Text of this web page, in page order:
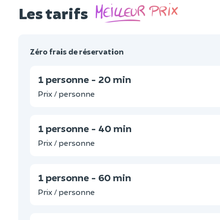
Les tarifs
Zéro frais de réservation
1 personne - 20 min
Prix / personne
1 personne - 40 min
Prix / personne
1 personne - 60 min
Prix / personne